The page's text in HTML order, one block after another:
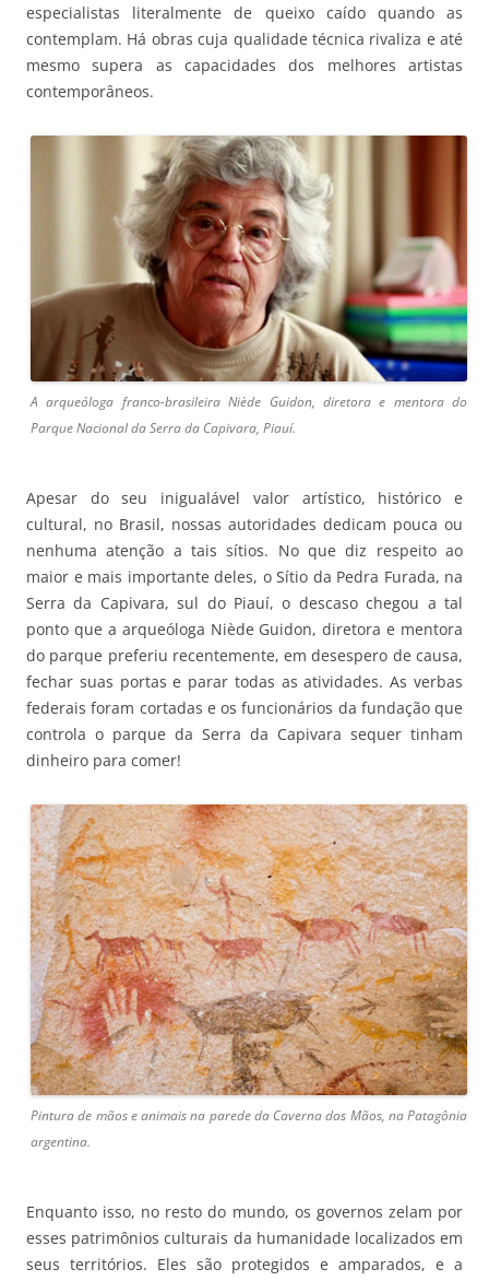
especialistas literalmente de queixo caído quando as
contemplam. Há obras cuja qualidade técnica rivaliza e até
mesmo supera as capacidades dos melhores artistas
contemporâneos.
A arqueóloga franco-brasileira Niède Guidon, diretora e mentora do
Parque Nacional da Serra da Capivara, Piauí.
Apesar do seu inigualável valor artístico, histórico e
cultural, no Brasil, nossas autoridades dedicam pouca ou
nenhuma atenção a tais sítios. No que diz respeito ao
maior e mais importante deles, o Sítio da Pedra Furada, na
Serra da Capivara, sul do Piauí, o descaso chegou a tal
ponto que a arqueóloga Niède Guidon, diretora e mentora
do parque preferiu recentemente, em desespero de causa,
fechar suas portas e parar todas as atividades. As verbas
federais foram cortadas e os funcionários da fundação que
controla o parque da Serra da Capivara sequer tinham
dinheiro para comer!
Pintura de mãos e animais na parede da Caverna das Mãos, na Patagônia
argentina.
Enquanto isso, no resto do mundo, os governos zelam por
esses patrimônios culturais da humanidade localizados em
seus territórios. Eles são protegidos e amparados, e a